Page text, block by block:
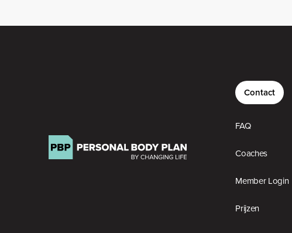
Contact
FAQ
Coaches
Member Login
Prijzen